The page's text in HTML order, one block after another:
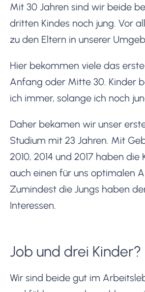
Mit 30 Jahren sind wir beide
dritten Kindes noch jung. Vor
zu den Eltern in unserer
Hier bekommen viele das
Anfang oder Mitte 30. Kinder
ich immer, solange ich noch
Daher bekamen wir unser
Studium mit 23 Jahren. Mit
2010, 2014 und 2017 haben
auch einen für uns optimalen
Zumindest die Jungs haben
Interessen.
Job und drei Kinder?
Wir sind beide gut im